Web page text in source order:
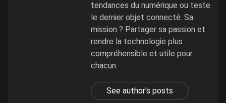
tendances du numérique ou teste
le dernier objet connecté. Sa
mission ? Partager sa passion et
rendre la technologie plus
compréhensible et utile pour
chacun.
See author's posts